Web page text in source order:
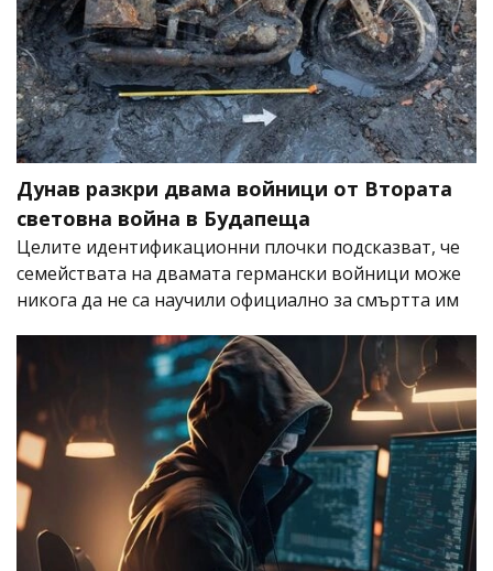
Дунав разкри двама войници от Втората
световна война в Будапеща
Целите идентификационни плочки подсказват, че
семействата на двамата германски войници може
никога да не са научили официално за смъртта им